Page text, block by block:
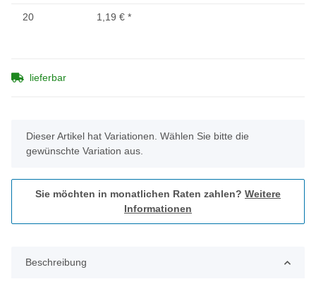
20 1,19 € *
lieferbar
x
Dieser Artikel hat Variationen. Wählen Sie bitte die
gewünschte Variation aus.
Sie möchten in monatlichen Raten zahlen? Weitere
Informationen
Beschreibung